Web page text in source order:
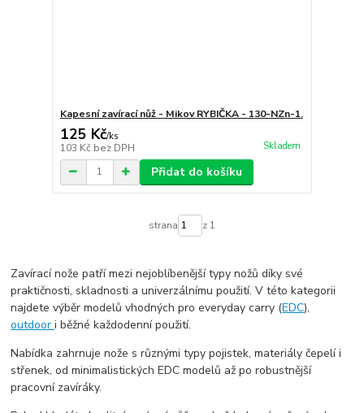
Kapesní zavírací nůž - Mikov RYBIČKA - 130-NZn-1.
125 Kč/ks
103 Kč bez DPH Skladem
Přidat do košíku
strana z 1
Zavírací nože patří mezi nejoblíbenější typy nožů díky své
praktičnosti, skladnosti a univerzálnímu použití. V této kategorii
najdete výběr modelů vhodných pro everyday carry (EDC),
outdoori běžné každodenní použití.
Nabídka zahrnuje nože s různými typy pojistek, materiály čepelí i
střenek, od minimalistických EDC modelů až po robustnější
pracovní zavíráky.